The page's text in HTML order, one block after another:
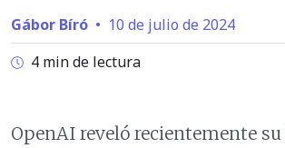
Gábor Bíró • 10 de julio de 2024
4 min de lectura
OpenAI reveló recientemente